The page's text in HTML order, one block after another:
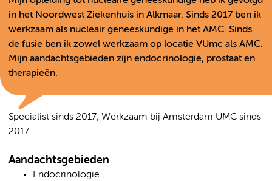
in het Noordwest Ziekenhuis in Alkmaar. Sinds 2017 ben ik
werkzaam als nucleair geneeskundige in het AMC. Sinds
de fusie ben ik zowel werkzaam op locatie VUmc als AMC.
Mijn aandachtsgebieden zijn endocrinologie, prostaat en
therapieën.
Specialist sinds 2017, Werkzaam bij Amsterdam UMC sinds
2017
Aandachtsgebieden
Endocrinologie